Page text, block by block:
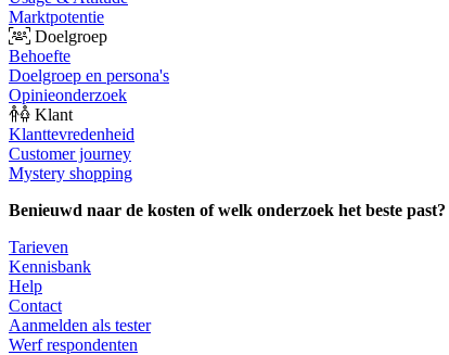
Marktpotentie
Doelgroep
Behoefte
Doelgroep en persona's
Opinieonderzoek
Klant
Klanttevredenheid
Customer journey
Mystery shopping
Benieuwd naar de kosten of welk onderzoek het beste past?
Tarieven
Kennisbank
Help
Contact
Aanmelden als tester
Werf respondenten